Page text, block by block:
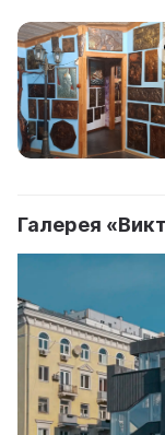
Галерея